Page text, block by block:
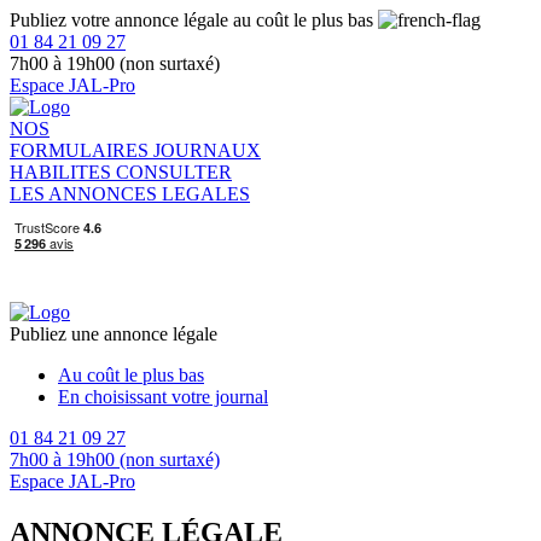
Publiez votre annonce légale au coût le plus bas
01 84 21 09 27
7h00 à 19h00 (non surtaxé)
Espace JAL-Pro
NOS
FORMULAIRES JOURNAUX
HABILITES CONSULTER
LES ANNONCES LEGALES
Publiez une annonce légale
Au coût le plus bas
En choisissant votre journal
01 84 21 09 27
7h00 à 19h00 (non surtaxé)
Espace JAL-Pro
ANNONCE LÉGALE